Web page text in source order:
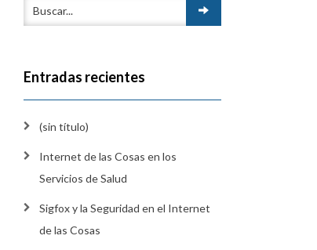
Entradas recientes
(sin título)
Internet de las Cosas en los
Servicios de Salud
Sigfox y la Seguridad en el Internet
de las Cosas